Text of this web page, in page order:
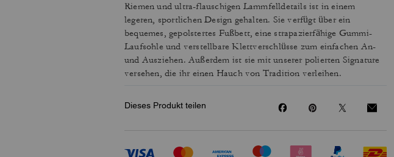
Riemen und ultra-flauschigen Lammfelldetails ist in einem
legeren, sportlichen Design gehalten. Sie verfügt über ein
bequemes, gepolstertes Fußbett, eine strapazierfähige Gummi-
Laufsohle und verstellbare Klettverschlüsse zum einfachen An-
und Ausziehen. Außerdem ist sie mit unserer polierten Signature
versehen, die ihr einen Hauch von Tradition verleihen.
Dieses Produkt teilen